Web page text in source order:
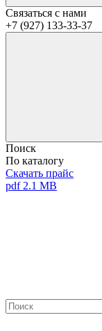
Связаться с нами
+7 (927) 133-33-37
Поиск
По каталогу
Скачать прайс
pdf 2.1 MB